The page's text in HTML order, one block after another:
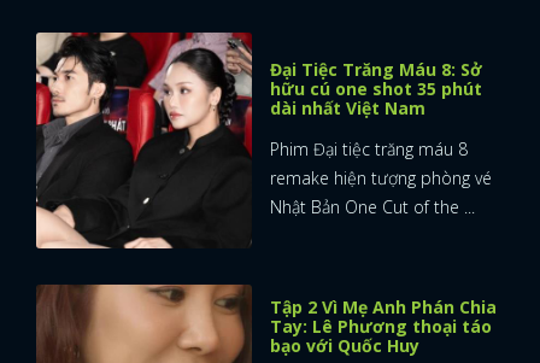
Đại Tiệc Trăng Máu 8: Sở
hữu cú one shot 35 phút
dài nhất Việt Nam
Phim Đại tiệc trăng máu 8
remake hiện tượng phòng vé
Nhật Bản One Cut of the ...
Tập 2 Vì Mẹ Anh Phán Chia
Tay: Lê Phương thoại táo
bạo với Quốc Huy